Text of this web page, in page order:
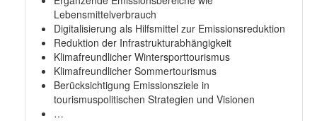
Lebensmittelverbrauch
Digitalisierung als Hilfsmittel zur Emissionsreduktion
Reduktion der Infrastrukturabhängigkeit
Klimafreundlicher Wintersporttourismus
Klimafreundlicher Sommertourismus
Berücksichtigung Emissionsziele in
tourismuspolitischen Strategien und Visionen
…